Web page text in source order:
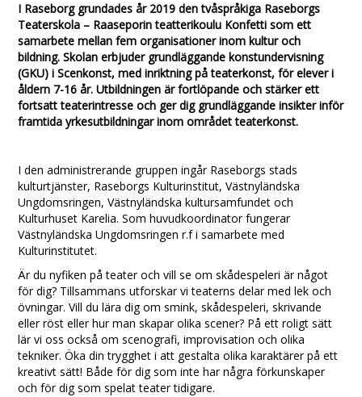
I Raseborg grundades år 2019 den tvåspråkiga Raseborgs
Teaterskola – Raaseporin teatterikoulu Konfetti som ett
samarbete mellan fem organisationer inom kultur och
bildning. Skolan erbjuder grundläggande konstundervisning
(GKU) i Scenkonst, med inriktning på teaterkonst, för elever i
åldern 7-16 år. Utbildningen är fortlöpande och stärker ett
fortsatt teaterintresse och ger dig grundläggande insikter inför
framtida yrkesutbildningar inom området teaterkonst.
I den administrerande gruppen ingår Raseborgs stads
kulturtjänster, Raseborgs Kulturinstitut, Västnyländska
Ungdomsringen, Västnyländska kultursamfundet och
Kulturhuset Karelia. Som huvudkoordinator fungerar
Västnyländska Ungdomsringen r.f i samarbete med
Kulturinstitutet.
Är du nyfiken på teater och vill se om skådespeleri är något
för dig? Tillsammans utforskar vi teaterns delar med lek och
övningar. Vill du lära dig om smink, skådespeleri, skrivande
eller röst eller hur man skapar olika scener? På ett roligt sätt
lär vi oss också om scenografi, improvisation och olika
tekniker. Öka din trygghet i att gestalta olika karaktärer på ett
kreativt sätt! Både för dig som inte har några förkunskaper
och för dig som spelat teater tidigare.